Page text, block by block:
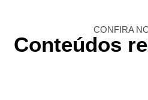
CONFIRA
Conteúdos